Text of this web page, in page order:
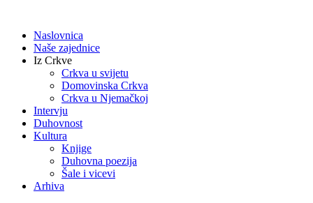
sadržajNaslovnica
Naše zajednice
Iz Crkve
Crkva u svijetu
Domovinska Crkva
Crkva u Njemačkoj
Intervju
Duhovnost
Kultura
Knjige
Duhovna poezija
Šale i vicevi
Arhiva